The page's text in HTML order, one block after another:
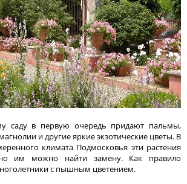
саду в первую очередь придают пальмы,
и другие яркие экзотические цветы. В
климата Подмосковья эти растения
им можно найти замену. Как правило
с пышным цветением.